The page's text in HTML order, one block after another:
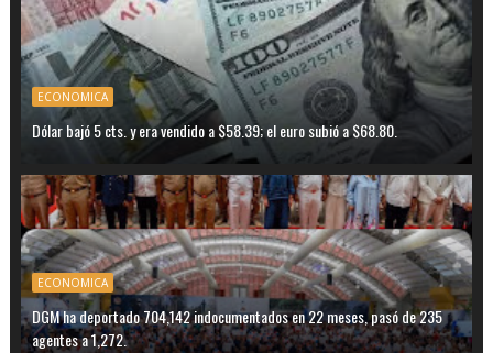
ECONOMICA
Dólar bajó 5 cts. y era vendido a $58.39; el euro subió a $68.80.
ECONOMICA
DGM ha deportado 704,142 indocumentados en 22 meses, pasó de 235
agentes a 1,272.